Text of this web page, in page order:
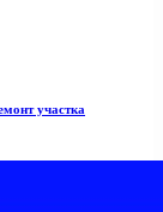
участка